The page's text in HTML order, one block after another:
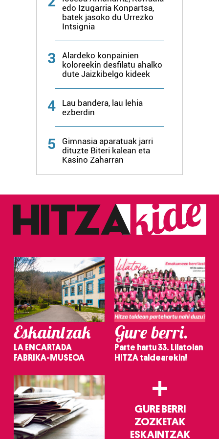
edo Izugarria Konpartsa,
batek jasoko du Urrezko
Intsignia
3
Alardeko konpainien
koloreekin desfilatu ahalko
dute Jaizkibelgo kideek
4
Lau bandera, lau lehia
ezberdin
5
Gimnasia aparatuak jarri
dituzte Biteri kalean eta
Kasino Zaharran
Eskaintzak
LA ENCARTADA
FABRIKA-MUSEOA
Gure berri.
Parte hartu 33. Lilatoian
HITZA taldearekin!
+
GURE BERRI
ZOZKETAK
ESKAINTZAK